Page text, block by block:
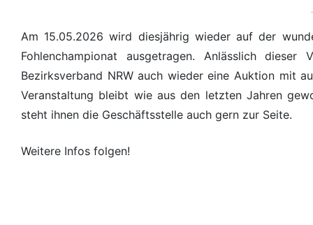
Am 15.05.2026 wird diesjährig wieder auf der
Fohlenchampionat ausgetragen. Anlässlich
Bezirksverband NRW auch wieder eine Auktion mit
Veranstaltung bleibt wie aus den letzten Jahren
steht ihnen die Geschäftsstelle auch gern zur Seite.
Weitere Infos folgen!